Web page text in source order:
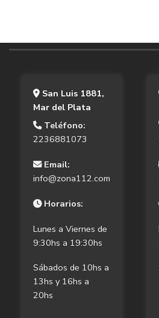
San Luis 1881,
Mar del Plata
Teléfono:
2236881073
Email:
info@zona112.com
Horarios:
Lunes a Viernes de
9:30hs a 19:30hs
Sábados de 10hs a
13hs y 16hs a
20hs